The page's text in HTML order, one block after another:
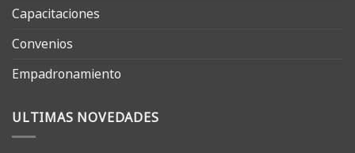
Capacitaciones
Convenios
Empadronamiento
ULTIMAS NOVEDADES